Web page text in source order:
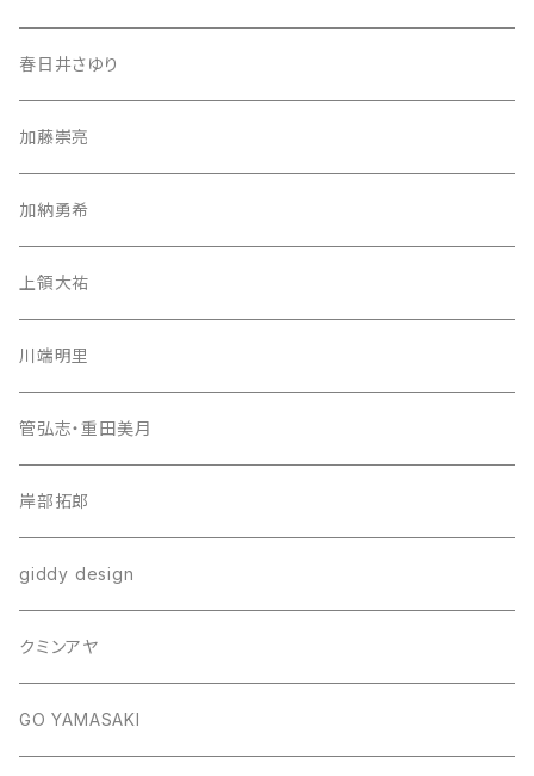
春日井さゆり
加藤崇亮
加納勇希
上領大祐
川端明里
管弘志・重田美月
岸部拓郎
giddy design
クミンアヤ
GO YAMASAKI